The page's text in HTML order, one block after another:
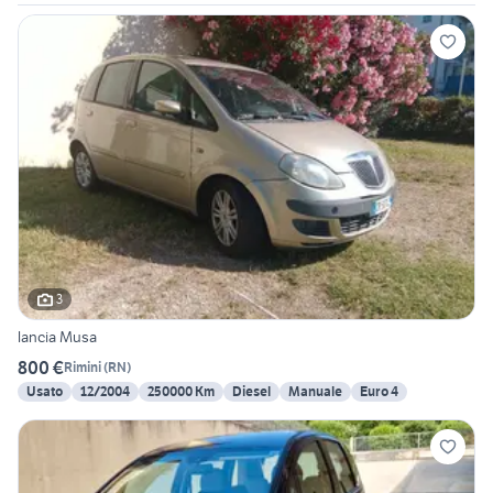
3
lancia Musa
800 €Rimini(RN)
Usato
12/2004 250000 Km Diesel Manuale Euro 4